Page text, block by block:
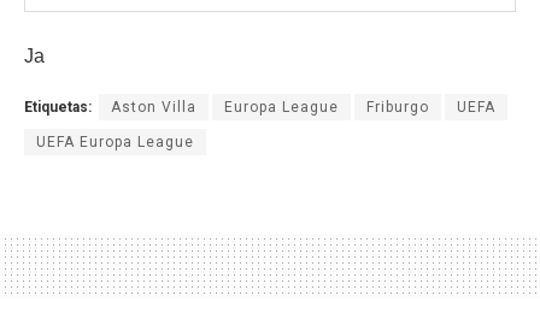
Ja
Etiquetas: Aston Villa Europa League Friburgo UEFA
UEFA Europa League